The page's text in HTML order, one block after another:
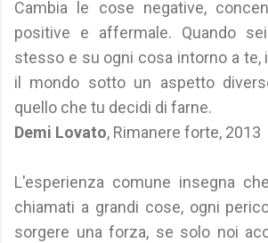
Cambia le cose negative,
positive e affermale. Quando
stesso e su ogni cosa intorno a te,
il mondo sotto un aspetto
quello che tu decidi di farne.
Demi Lovato, Rimanere forte, 2013
L'esperienza comune insegna
chiamati a grandi cose, ogni
sorgere una forza, se solo noi